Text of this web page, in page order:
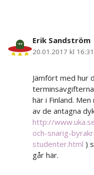
Erik Sandström
20.01.2017 kl 16:31
Jämfört med hur
här i Finland.
av de antagna
http://
och-snarig-
studenter.html )
går här.